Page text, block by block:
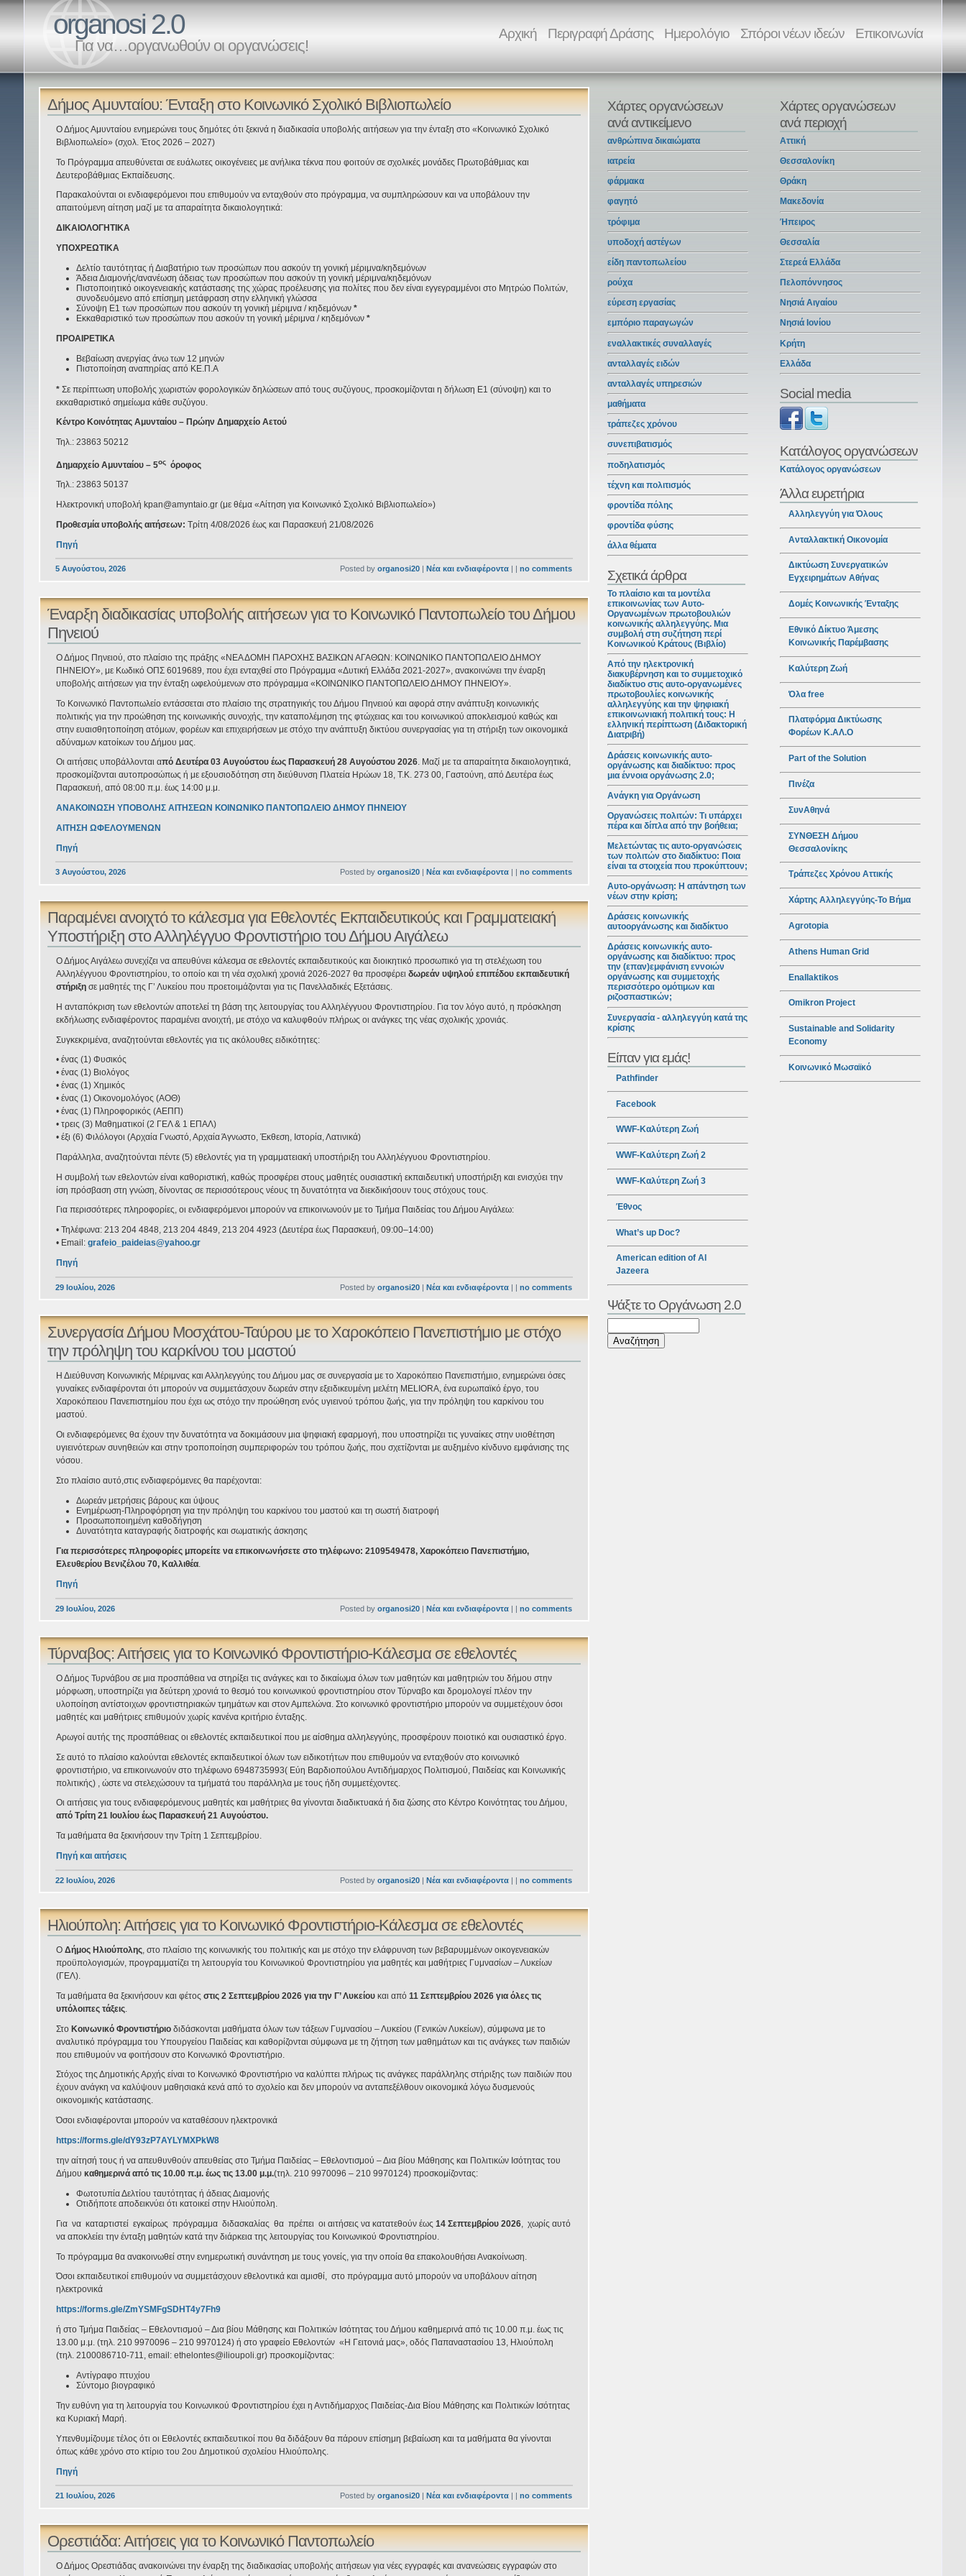
organosi 2.0
Για να…οργανωθούν οι οργανώσεις!
Αρχική Περιγραφή Δράσης Ημερολόγιο Σπόροι νέων ιδεών Επικοινωνία
Δήμος Αμυνταίου: Ένταξη στο Κοινωνικό Σχολικό Βιβλιοπωλείο
Ο Δήμος Αμυνταίου ενημερώνει τους δημότες ότι ξεκινά η διαδικασία υποβολής αιτήσεων για την ένταξη στο «Κοινωνικό Σχολικό
Βιβλιοπωλείο» (σχολ. Έτος 2026 – 2027)
Το Πρόγραμμα απευθύνεται σε ευάλωτες οικογένειες με ανήλικα τέκνα που φοιτούν σε σχολικές μονάδες Πρωτοβάθμιας και
Δευτεροβάθμιας Εκπαίδευσης.
Παρακαλούνται οι ενδιαφερόμενοι που επιθυμούν να ενταχθούν στο πρόγραμμα, να συμπληρώσουν και να υποβάλουν την
απαιτούμενη αίτηση μαζί με τα απαραίτητα δικαιολογητικά:
ΔΙΚΑΙΟΛΟΓΗΤΙΚΑ
ΥΠΟΧΡΕΩΤΙΚΑ
Δελτίο ταυτότητας ή Διαβατήριο των προσώπων που ασκούν τη γονική μέριμνα/κηδεμόνων
Άδεια Διαμονής/ανανέωση άδειας των προσώπων που ασκούν τη γονική μέριμνα/κηδεμόνων
Πιστοποιητικό οικογενειακής κατάστασης της χώρας προέλευσης για πολίτες που δεν είναι εγγεγραμμένοι στο Μητρώο Πολιτών,
συνοδευόμενο από επίσημη μετάφραση στην ελληνική γλώσσα
Σύνοψη Ε1 των προσώπων που ασκούν τη γονική μέριμνα / κηδεμόνων *
Εκκαθαριστικό των προσώπων που ασκούν τη γονική μέριμνα / κηδεμόνων *
ΠΡΟΑΙΡΕΤΙΚΑ
Βεβαίωση ανεργίας άνω των 12 μηνών
Πιστοποίηση αναπηρίας από ΚΕ.Π.Α
*Σε περίπτωση υποβολής χωριστών φορολογικών δηλώσεων από τους συζύγους, προσκομίζονται η δήλωση Ε1 (σύνοψη) και το
εκκαθαριστικό σημείωμα κάθε συζύγου.
Κέντρο Κοινότητας Αμυνταίου – Πρώην Δημαρχείο Αετού
Τηλ.: 23863 50212
Δημαρχείο Αμυνταίου – 5οςόροφος
Τηλ.: 23863 50137
Ηλεκτρονική υποβολή kpan@amyntaio.gr (με θέμα «Αίτηση για Κοινωνικό Σχολικό Βιβλιοπωλείο»)
Προθεσμία υποβολής αιτήσεων: Τρίτη 4/08/2026 έως και Παρασκευή 21/08/2026
Πηγή
5 Αυγούστου, 2026 Posted byorganosi20 Νέα και ενδιαφέροντα | |no comments
Έναρξη διαδικασίας υποβολής αιτήσεων για το Κοινωνικό Παντοπωλείο του Δήμου
Πηνειού
Ο Δήμος Πηνειού, στο πλαίσιο της πράξης «ΝΕΑ ΔΟΜΗ ΠΑΡΟΧΗΣ ΒΑΣΙΚΩΝ ΑΓΑΘΩΝ: ΚΟΙΝΩΝΙΚΟ ΠΑΝΤΟΠΩΛΕΙΟ ΔΗΜΟΥ
ΠΗΝΕΙΟΥ», με Κωδικό ΟΠΣ 6019689, που έχει ενταχθεί στο Πρόγραμμα «Δυτική Ελλάδα 2021-2027», ανακοινώνει την έναρξη
υποβολής αιτήσεων για την ένταξη ωφελούμενων στο πρόγραμμα «ΚΟΙΝΩΝΙΚΟ ΠΑΝΤΟΠΩΛΕΙΟ ΔΗΜΟΥ ΠΗΝΕΙΟΥ».
Το Κοινωνικό Παντοπωλείο εντάσσεται στο πλαίσιο της στρατηγικής του Δήμου Πηνειού και αφορά στην ανάπτυξη κοινωνικής
πολιτικής για την προώθηση της κοινωνικής συνοχής, την καταπολέμηση της φτώχειας και του κοινωνικού αποκλεισμού καθώς και
στην ευαισθητοποίηση ατόμων, φορέων και επιχειρήσεων με στόχο την ανάπτυξη δικτύου συνεργασίας για τη στήριξη των οικονομικά
αδύναμων κατοίκων του Δήμου μας.
Οι αιτήσεις υποβάλλονται από Δευτέρα 03 Αυγούστου έως Παρασκευή 28 Αυγούστου 2026. Μαζί με τα απαραίτητα δικαιολογητικά,
προσκομίζονται αυτοπροσώπως ή με εξουσιοδότηση στη διεύθυνση Πλατεία Ηρώων 18, Τ.Κ. 273 00, Γαστούνη, από Δευτέρα έως
Παρασκευή, από 08:00 π.μ. έως 14:00 μ.μ.
ΑΝΑΚΟΙΝΩΣΗ ΥΠΟΒΟΛΗΣ ΑΙΤΗΣΕΩΝ ΚΟΙΝΩΝΙΚΟ ΠΑΝΤΟΠΩΛΕΙΟ ΔΗΜΟΥ ΠΗΝΕΙΟΥ
ΑΙΤΗΣΗ ΩΦΕΛΟΥΜΕΝΩΝ
Πηγή
3 Αυγούστου, 2026 Posted byorganosi20 Νέα και ενδιαφέροντα | |no comments
Παραμένει ανοιχτό το κάλεσμα για Εθελοντές Εκπαιδευτικούς και Γραμματειακή
Υποστήριξη στο Αλληλέγγυο Φροντιστήριο του Δήμου Αιγάλεω
Ο Δήμος Αιγάλεω συνεχίζει να απευθύνει κάλεσμα σε εθελοντές εκπαιδευτικούς και διοικητικό προσωπικό για τη στελέχωση του
Αλληλέγγυου Φροντιστηρίου, το οποίο και τη νέα σχολική χρονιά 2026-2027 θα προσφέρει δωρεάν υψηλού επιπέδου εκπαιδευτική
στήριξησε μαθητές της Γ’ Λυκείου που προετοιμάζονται για τις Πανελλαδικές Εξετάσεις.
Η ανταπόκριση των εθελοντών αποτελεί τη βάση της λειτουργίας του Αλληλέγγυου Φροντιστηρίου. Για τον λόγο αυτό, η πρόσκληση
εκδήλωσης ενδιαφέροντος παραμένει ανοιχτή, με στόχο να καλυφθούν πλήρως οι ανάγκες της νέας σχολικής χρονιάς.
Συγκεκριμένα, αναζητούνται εθελοντές για τις ακόλουθες ειδικότητες:
• ένας (1) Φυσικός
• ένας (1) Βιολόγος
• ένας (1) Χημικός
• ένας (1) Οικονομολόγος (ΑΟΘ)
• ένας (1) Πληροφορικός (ΑΕΠΠ)
• τρεις (3) Μαθηματικοί (2 ΓΕΛ & 1 ΕΠΑΛ)
• έξι (6) Φιλόλογοι (Αρχαία Γνωστό, Αρχαία Άγνωστο, Έκθεση, Ιστορία, Λατινικά)
Παράλληλα, αναζητούνται πέντε (5) εθελοντές για τη γραμματειακή υποστήριξη του Αλληλέγγυου Φροντιστηρίου.
Η συμβολή των εθελοντών είναι καθοριστική, καθώς προσφέρει στους μαθητές ουσιαστική εκπαιδευτική υποστήριξη και ενισχύει την
ίση πρόσβαση στη γνώση, δίνοντας σε περισσότερους νέους τη δυνατότητα να διεκδικήσουν τους στόχους τους.
Για περισσότερες πληροφορίες, οι ενδιαφερόμενοι μπορούν να επικοινωνούν με το Τμήμα Παιδείας του Δήμου Αιγάλεω:
• Τηλέφωνα: 213 204 4848, 213 204 4849, 213 204 4923 (Δευτέρα έως Παρασκευή, 09:00–14:00)
• Email: grafeio_paideias@yahoo.gr
Πηγή
29 Ιουλίου, 2026 Posted byorganosi20 |Νέα και ενδιαφέροντα | |no comments
Συνεργασία Δήμου Μοσχάτου-Ταύρου με το Χαροκόπειο Πανεπιστήμιο με στόχο
την πρόληψη του καρκίνου του μαστού
Η Διεύθυνση Κοινωνικής Μέριμνας και Αλληλεγγύης του Δήμου μας σε συνεργασία με το Χαροκόπειο Πανεπιστήμιο, ενημερώνει όσες
γυναίκες ενδιαφέρονται ότι μπορούν να συμμετάσχουν δωρεάν στην εξειδικευμένη μελέτη MELIORA, ένα ευρωπαϊκό έργο, του
Χαροκόπειου Πανεπιστημίου που έχει ως στόχο την προώθηση ενός υγιεινού τρόπου ζωής, για την πρόληψη του καρκίνου του
μαστού.
Οι ενδιαφερόμενες θα έχουν την δυνατότητα να δοκιμάσουν μια ψηφιακή εφαρμογή, που υποστηρίζει τις γυναίκες στην υιοθέτηση
υγιεινότερων συνηθειών και στην τροποποίηση συμπεριφορών του τρόπου ζωής, που σχετίζονται με αυξημένο κίνδυνο εμφάνισης της
νόσου.
Στο πλαίσιο αυτό,στις ενδιαφερόμενες θα παρέχονται:
Δωρεάν μετρήσεις βάρους και ύψους
Ενημέρωση-Πληροφόρηση για την πρόληψη του καρκίνου του μαστού και τη σωστή διατροφή
Προσωποποιημένη καθοδήγηση
Δυνατότητα καταγραφής διατροφής και σωματικής άσκησης
Για περισσότερες πληροφορίες μπορείτε να επικοινωνήσετε στο τηλέφωνο: 2109549478, Χαροκόπειο Πανεπιστήμιο,
Ελευθερίου Βενιζέλου 70, Καλλιθέα.
Πηγή
29 Ιουλίου, 2026 Posted byorganosi20 |Νέα και ενδιαφέροντα | |no comments
Τύρναβος: Αιτήσεις για το Κοινωνικό Φροντιστήριο-Κάλεσμα σε εθελοντές
Ο Δήμος Τυρνάβου σε μια προσπάθεια να στηρίξει τις ανάγκες και το δικαίωμα όλων των μαθητών και μαθητριών του δήμου στην
μόρφωση, υποστηρίζει για δεύτερη χρονιά το θεσμό του κοινωνικού φροντιστηρίου στον Τύρναβο και δρομολογεί πλέον την
υλοποίηση αντίστοιχων φροντιστηριακών τμημάτων και στον Αμπελώνα. Στο κοινωνικό φροντιστήριο μπορούν να συμμετέχουν όσοι
μαθητές και μαθήτριες επιθυμούν χωρίς κανένα κριτήριο ένταξης.
Αρωγοί αυτής της προσπάθειας οι εθελοντές εκπαιδευτικοί που με αίσθημα αλληλεγγύης, προσφέρουν ποιοτικό και ουσιαστικό έργο.
Σε αυτό το πλαίσιο καλούνται εθελοντές εκπαιδευτικοί όλων των ειδικοτήτων που επιθυμούν να ενταχθούν στο κοινωνικό
φροντιστήριο, να επικοινωνούν στο τηλέφωνο 6948735993( Εύη Βαρδιοπούλου Αντιδήμαρχος Πολιτισμού, Παιδείας και Κοινωνικής
πολιτικής) , ώστε να στελεχώσουν τα τμήματά του παράλληλα με τους ήδη συμμετέχοντες.
Οι αιτήσεις για τους ενδιαφερόμενους μαθητές και μαθήτριες θα γίνονται διαδικτυακά ή δια ζώσης στο Κέντρο Κοινότητας του Δήμου,
από Τρίτη 21 Ιουλίου έως Παρασκευή 21 Αυγούστου.
Τα μαθήματα θα ξεκινήσουν την Τρίτη 1 Σεπτεμβρίου.
Πηγή και αιτήσεις
22 Ιουλίου, 2026 Posted byorganosi20 |Νέα και ενδιαφέροντα | |no comments
Ηλιούπολη: Αιτήσεις για το Κοινωνικό Φροντιστήριο-Κάλεσμα σε εθελοντές
Ο Δήμος Ηλιούπολης, στο πλαίσιο της κοινωνικής του πολιτικής και με στόχο την ελάφρυνση των βεβαρυμμένων οικογενειακών
προϋπολογισμών, προγραμματίζει τη λειτουργία του Κοινωνικού Φροντιστηρίου για μαθητές και μαθήτριες Γυμνασίων – Λυκείων
(ΓΕΛ).
Τα μαθήματα θα ξεκινήσουν και φέτος στις 2 Σεπτεμβρίου 2026 για την Γ’ Λυκείουκαι από 11 Σεπτεμβρίου 2026 για όλες τις
υπόλοιπες τάξεις.
Στο Κοινωνικό Φροντιστήριοδιδάσκονται μαθήματα όλων των τάξεων Γυμνασίου – Λυκείου (Γενικών Λυκείων), σύμφωνα με το
αναλυτικό πρόγραμμα του Υπουργείου Παιδείας και καθορίζονται σύμφωνα με τη ζήτηση των μαθημάτων και τις ανάγκες των παιδιών
που επιθυμούν να φοιτήσουν στο Κοινωνικό Φροντιστήριο.
Στόχος της Δημοτικής Αρχής είναι το Κοινωνικό Φροντιστήριο να καλύπτει πλήρως τις ανάγκες παράλληλης στήριξης των παιδιών που
έχουν ανάγκη να καλύψουν μαθησιακά κενά από το σχολείο και δεν μπορούν να ανταπεξέλθουν οικονομικά λόγω δυσμενούς
οικονομικής κατάστασης.
Όσοι ενδιαφέρονται μπορούν να καταθέσουν ηλεκτρονικά
https://forms.gle/dY93zP7AYLYMXPkW8
την αίτησή τους ή να απευθυνθούν απευθείας στο Τμήμα Παιδείας – Εθελοντισμού – Δια βίου Μάθησης και Πολιτικών Ισότητας του
Δήμου καθημερινά από τις 10.00 π.μ. έως τις 13.00 μ.μ.(τηλ. 210 9970096 – 210 9970124) προσκομίζοντας:
Φωτοτυπία Δελτίου ταυτότητας ή άδειας Διαμονής
Οτιδήποτε αποδεικνύει ότι κατοικεί στην Ηλιούπολη.
Για να καταρτιστεί εγκαίρως πρόγραμμα διδασκαλίας θα πρέπει οι αιτήσεις να κατατεθούν έως 14 Σεπτεμβρίου 2026, χωρίς αυτό
να αποκλείει την ένταξη μαθητών κατά την διάρκεια της λειτουργίας του Κοινωνικού Φροντιστηρίου.
Το πρόγραμμα θα ανακοινωθεί στην ενημερωτική συνάντηση με τους γονείς, για την οποία θα επακολουθήσει Ανακοίνωση.
Όσοι εκπαιδευτικοί επιθυμούν να συμμετάσχουν εθελοντικά και αμισθί, στο πρόγραμμα αυτό μπορούν να υποβάλουν αίτηση
ηλεκτρονικά
https://forms.gle/ZmYSMFgSDHT4y7Fh9
ή στο Τμήμα Παιδείας – Εθελοντισμού – Δια βίου Μάθησης και Πολιτικών Ισότητας του Δήμου καθημερινά από τις 10.00 π.μ. έως τις
13.00 μ.μ. (τηλ. 210 9970096 – 210 9970124) ή στο γραφείο Εθελοντών «Η Γειτονιά μας», οδός Παπαναστασίου 13, Ηλιούπολη
(τηλ. 2100086710-711, email: ethelontes@ilioupoli.gr) προσκομίζοντας:
Αντίγραφο πτυχίου
Σύντομο βιογραφικό
Την ευθύνη για τη λειτουργία του Κοινωνικού Φροντιστηρίου έχει η Αντιδήμαρχος Παιδείας-Δια Βίου Μάθησης και Πολιτικών Ισότητας
κα Κυριακή Μαρή.
Υπενθυμίζουμε τέλος ότι οι Εθελοντές εκπαιδευτικοί που θα διδάξουν θα πάρουν επίσημη βεβαίωση και τα μαθήματα θα γίνονται
όπως κάθε χρόνο στο κτίριο του 2ου Δημοτικού σχολείου Ηλιούπολης.
Πηγή
21 Ιουλίου, 2026 Posted byorganosi20 Νέα και ενδιαφέροντα | |no comments
Ορεστιάδα: Αιτήσεις για το Κοινωνικό Παντοπωλείο
Ο Δήμος Ορεστιάδας ανακοινώνει την έναρξη της διαδικασίας υποβολής αιτήσεων για νέες εγγραφές και ανανεώσεις εγγραφών στο
Χάρτες οργανώσεων
ανά αντικείμενο
ανθρώπινα δικαιώματα
ιατρεία
φάρμακα
φαγητό
τρόφιμα
υποδοχή αστέγων
είδη παντοπωλείου
ρούχα
εύρεση εργασίας
εμπόριο παραγωγών
εναλλακτικές συναλλαγές
ανταλλαγές ειδών
ανταλλαγές υπηρεσιών
μαθήματα
τράπεζες χρόνου
συνεπιβατισμός
ποδηλατισμός
τέχνη και πολιτισμός
φροντίδα πόλης
φροντίδα φύσης
άλλα θέματα
Σχετικά άρθρα
Το πλαίσιο και τα μοντέλα
επικοινωνίας των Αυτο-
Οργανωμένων πρωτοβουλιών
κοινωνικής αλληλεγγύης. Μια
συμβολή στη συζήτηση περί
Κοινωνικού Κράτους (Βιβλίο)
Από την ηλεκτρονική
διακυβέρνηση και το συμμετοχικό
διαδίκτυο στις αυτο-οργανωμένες
πρωτοβουλίες κοινωνικής
αλληλεγγύης και την ψηφιακή
επικοινωνιακή πολιτική τους: Η
ελληνική περίπτωση (Διδακτορική
Διατριβή)
Δράσεις κοινωνικής αυτο-
οργάνωσης και διαδίκτυο: προς
μια έννοια οργάνωσης 2.0;
Ανάγκη για Οργάνωση
Οργανώσεις πολιτών: Τι υπάρχει
πέρα και δίπλα από την βοήθεια;
Μελετώντας τις αυτο-οργανώσεις
των πολιτών στο διαδίκτυο: Ποια
είναι τα στοιχεία που προκύπτουν;
Αυτο-οργάνωση: Η απάντηση των
νέων στην κρίση;
Δράσεις κοινωνικής
αυτοοργάνωσης και διαδίκτυο
Δράσεις κοινωνικής αυτο-
οργάνωσης και διαδίκτυο: προς
την (επαν)εμφάνιση εννοιών
οργάνωσης και συμμετοχής
περισσότερο ομότιμων και
ριζοσπαστικών;
Συνεργασία - αλληλεγγύη κατά της
κρίσης
Είπαν για εμάς!
Pathfinder
Facebook
WWF-Καλύτερη Ζωή
WWF-Καλύτερη Ζωή 2
WWF-Καλύτερη Ζωή 3
Έθνος
What’s up Doc?
American edition of Al
Jazeera
Ψάξτε το Οργάνωση 2.0
Χάρτες οργανώσεων
ανά περιοχή
Αττική
Θεσσαλονίκη
Θράκη
Μακεδονία
Ήπειρος
Θεσσαλία
Στερεά Ελλάδα
Πελοπόννησος
Νησιά Αιγαίου
Νησιά Ιονίου
Κρήτη
Ελλάδα
Social media
Κατάλογος οργανώσεων
Κατάλογος οργανώσεων
Άλλα ευρετήρια
Αλληλεγγύη για Όλους
Ανταλλακτική Οικονομία
Δικτύωση Συνεργατικών
Εγχειρημάτων Αθήνας
Δομές Κοινωνικής Ένταξης
Εθνικό Δίκτυο Άμεσης
Κοινωνικής Παρέμβασης
Καλύτερη Ζωή
Όλα free
Πλατφόρμα Δικτύωσης
Φορέων Κ.ΑΛ.Ο
Part of the Solution
Πινέζα
ΣυνΑθηνά
ΣΥΝΘΕΣΗ Δήμου
Θεσσαλονίκης
Τράπεζες Χρόνου Αττικής
Χάρτης Αλληλεγγύης-Το Βήμα
Agrotopia
Athens Human Grid
Enallaktikos
Omikron Project
Sustainable and Solidarity
Economy
Κοινωνικό Μωσαϊκό